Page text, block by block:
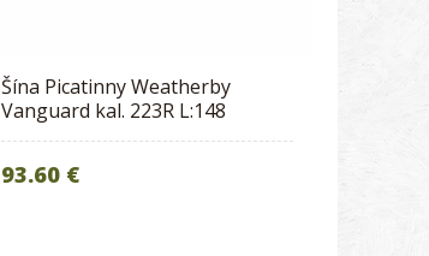
Šína Picatinny Weatherby
Vanguard kal. 223R L:148
93.60 €